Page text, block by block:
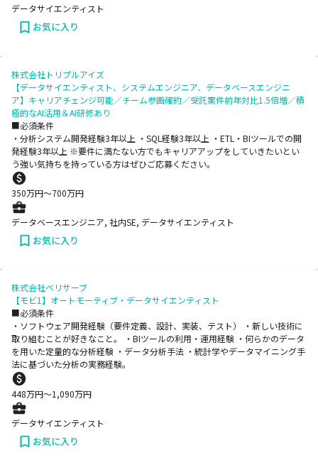
データサイエンティスト
お気に入り
株式会社トリプルアイズ
【データサイエンティスト、システムエンジニア、データベースエンジニ
ア】キャリアチェンジ可能／チーム参画確約／受託案件前年対比1.5倍増／積
極的なAI活用＆AI研修あり
■必須条件
・分析システム開発経験3年以上 ・SQL経験3年以上 ・ETL・BIツールでの開
発経験3年以上 ※要件に満たない方でもキャリアアップをしていきたいとい
う強い気持ちを持っている方はぜひご応募ください。
350万円〜700万円
データベースエンジニア, 社内SE, データサイエンティスト
お気に入り
株式会社ベリサーブ
【モビ1】オートモーティブ・データサイエンティスト
■必須条件
・ソフトウェア開発経験（要件定義、設計、実装、テスト） ・新しい技術に
取り組むことが好きなこと。 ・BIツールの利用・運用経験 ・何らかのデータ
を用いた定量的な分析経験 ・データ分析手法 ・統計学やデータマイニング手
法に基づいた分析の実務経験。
448万円〜1,090万円
データサイエンティスト
お気に入り